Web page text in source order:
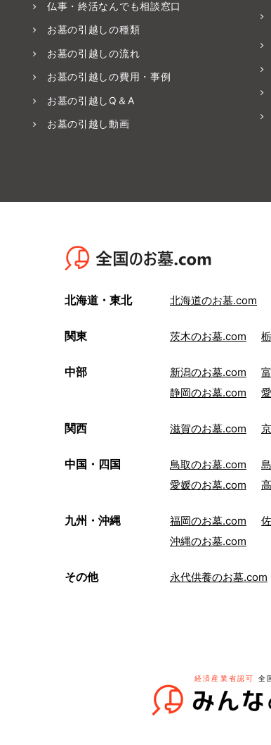
仏事・終活なんでも相談窓口
お墓の引越しの種類
お墓の引越しの流れ
お墓の引越しの費用・事例
お墓の引越しQ＆A
お墓の引越し動画
北海道・東北 北海道のお墓.com
関東 茨木のお墓.com
中部 新潟のお墓.com
静岡のお墓.com
関西 滋賀のお墓.com
中国・四国 鳥取のお墓.com
愛媛のお墓.com
九州・沖縄 福岡のお墓.com
沖縄のお墓.com
その他 永代供養のお墓.com